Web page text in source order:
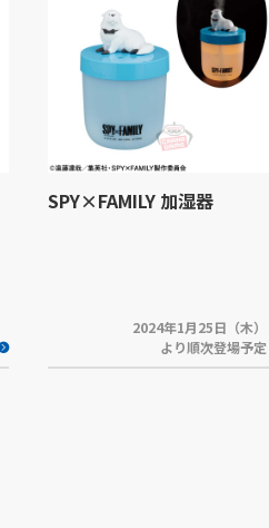
SPY×FAMILY 加湿器
2024年1月25日（木）
より順次登場予定